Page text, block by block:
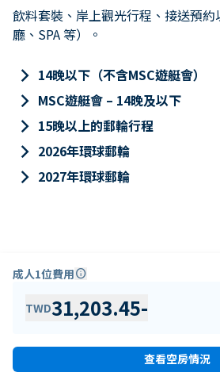
飲料套裝、岸上觀光行程、接送預
廳、SPA 等）。
keyboard_arrow_right 14晚以下（不含MSC遊艇會）
keyboard_arrow_right MSC遊艇會 – 14晚及以下
keyboard_arrow_right 15晚以上的郵輪行程
keyboard_arrow_right 2026年環球郵輪
keyboard_arrow_right 2027年環球郵輪
成人1位費用info
TWD31,203.45-
查看空房情況